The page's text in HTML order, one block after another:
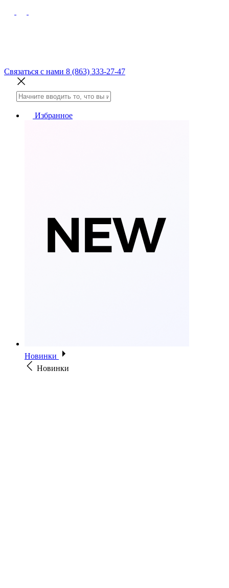
Связаться с нами 8 (863) 333-27-47
Избранное
Новинки
Новинки